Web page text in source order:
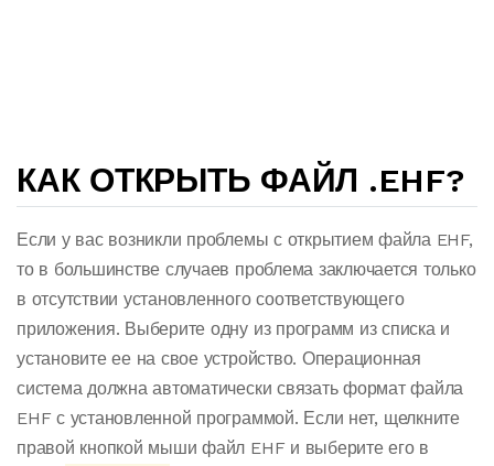
КАК ОТКРЫТЬ ФАЙЛ .EHF?
Если у вас возникли проблемы с открытием файла EHF,
то в большинстве случаев проблема заключается только
в отсутствии установленного соответствующего
приложения. Выберите одну из программ из списка и
установите ее на свое устройство. Операционная
система должна автоматически связать формат файла
EHF с установленной программой. Если нет, щелкните
правой кнопкой мыши файл EHF и выберите его в